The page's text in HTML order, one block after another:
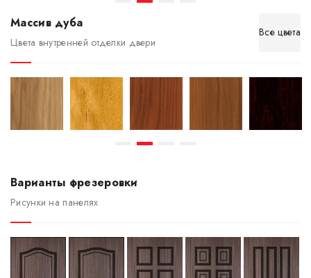
Массив дуба
Цвета внутренней отделки двери
Все цвета
Варианты фрезеровки
Рисунки на панелях